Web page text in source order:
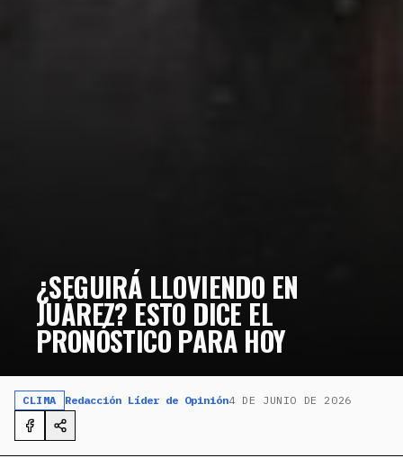
¿SEGUIRÁ LLOVIENDO EN
JUÁREZ? ESTO DICE EL
PRONÓSTICO PARA HOY
CLIMA Redacción Líder de Opinión4 DE JUNIO DE 2026